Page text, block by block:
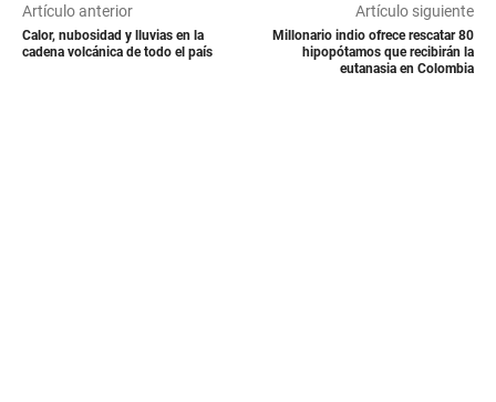
Artículo anterior
Calor, nubosidad y lluvias en la
cadena volcánica de todo el país
Artículo siguiente
Millonario indio ofrece rescatar 80
hipopótamos que recibirán la
eutanasia en Colombia